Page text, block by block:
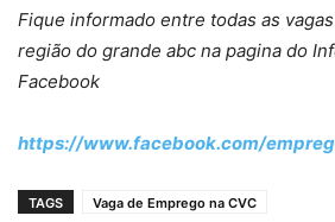
Fique informado entre todas as
região do grande abc na pagina do
Facebook
https://www.facebook.com/
TAGS Vaga de Emprego na CVC